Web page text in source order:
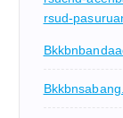
rsud-